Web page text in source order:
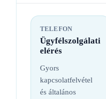
TELEFON
Ügyfélszolgálati
elérés
Gyors
kapcsolatfelvétel
és általános